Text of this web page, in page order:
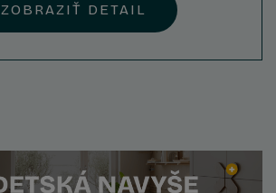
ZOBRAZIŤ DETAIL